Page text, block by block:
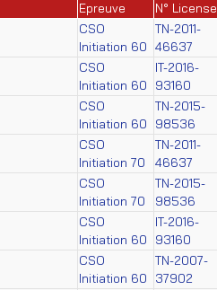
Epreuve N° License
CSO
Initiation 60
TN-2011-
46637
CSO
Initiation 60
IT-2016-
93160
CSO
Initiation 60
TN-2015-
98536
CSO
Initiation 70
TN-2011-
46637
CSO
Initiation 70
TN-2015-
98536
CSO
Initiation 60
IT-2016-
93160
CSO
Initiation 60
TN-2007-
37902